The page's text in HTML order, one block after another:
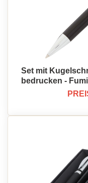
Set mit
bedrucken -